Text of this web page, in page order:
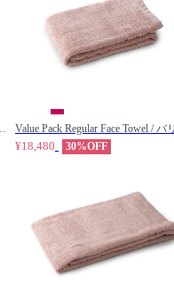
タオル 各5枚組（シェルピンク） / Micro Cotton / マイクロコットン
¥18,480 30%OFF